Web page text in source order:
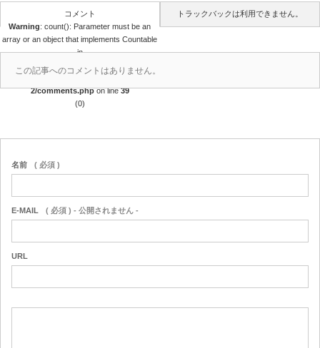
コメント
Warning: count(): Parameter must be an
array or an object that implements Countable
in
/home/r4688280/public_html/takedataro.c
2/comments.phpon line39
(0)
トラックバックは利用できません。
この記事へのコメントはありません。
名前 ( 必須 )
E-MAIL ( 必須 ) - 公開されません -
URL